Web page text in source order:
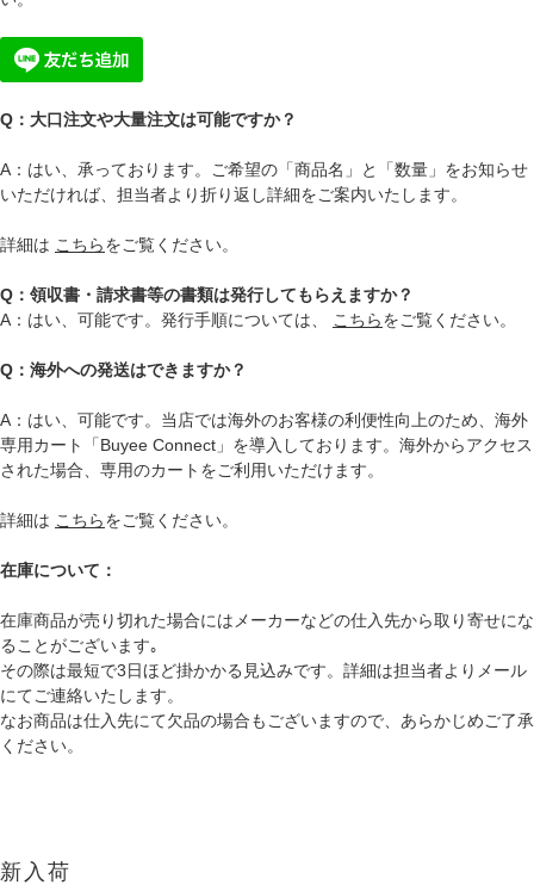
Q：大口注文や大量注文は可能ですか？
A：はい、承っております。ご希望の「商品名」と「数量」をお知らせ
いただければ、担当者より折り返し詳細をご案内いたします。
詳細は こちらをご覧ください。
Q：領収書・請求書等の書類は発行してもらえますか？
A：はい、可能です。発行手順については、
こちらをご覧ください。
Q：海外への発送はできますか？
A：はい、可能です。当店では海外のお客様の利便性向上のため、海外
専用カート「Buyee Connect」を導入しております。海外からアクセス
された場合、専用のカートをご利用いただけます。
詳細は こちらをご覧ください。
在庫について：
在庫商品が売り切れた場合にはメーカーなどの仕入先から取り寄せにな
ることがございます｡
その際は最短で3日ほど掛かかる見込みです。詳細は担当者よりメール
にてご連絡いたします。
なお商品は仕入先にて欠品の場合もございますので、あらかじめご了承
ください。
新入荷